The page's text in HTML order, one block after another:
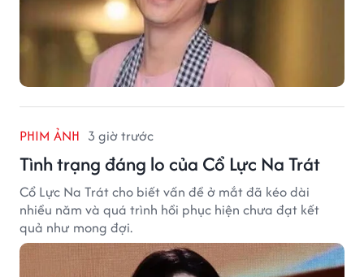
PHIM ẢNH 3 giờ trước
Tình trạng đáng lo của Cổ Lực Na Trát
Cổ Lực Na Trát cho biết vấn đề ở mắt đã kéo dài
nhiều năm và quá trình hồi phục hiện chưa đạt kết
quả như mong đợi.